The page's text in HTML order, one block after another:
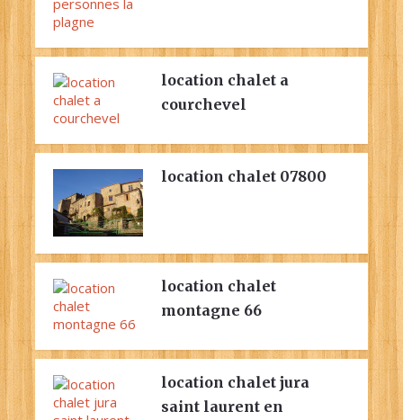
location chalet a
courchevel
location chalet 07800
location chalet
montagne 66
location chalet jura
saint laurent en